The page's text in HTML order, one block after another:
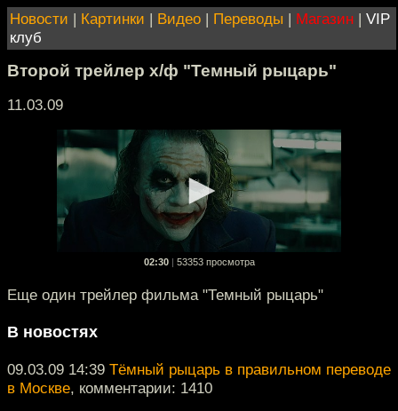
Новости | Картинки | Видео | Переводы | Магазин | VIP
клуб
Второй трейлер х/ф "Темный рыцарь"
11.03.09
02:30 53353 просмотра
Еще один трейлер фильма "Темный рыцарь"
В новостях
09.03.09 14:39 Тёмный рыцарь в правильном переводе
в Москве, комментарии: 1410